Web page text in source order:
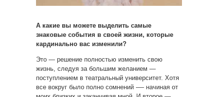
А какие вы можете выделить самые
знаковые события в своей жизни, которые
кардинально вас изменили?
Это — решение полностью изменить свою
жизнь, следуя за большим желанием —
поступлением в театральный университет. Хотя
все вокруг было полно сомнений -— начиная от